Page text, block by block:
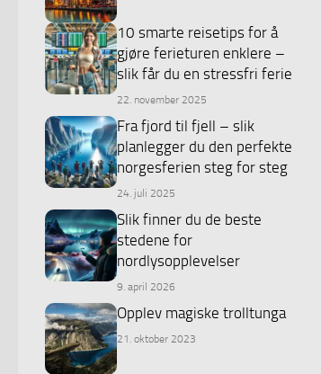
10 smarte reisetips for å
gjøre ferieturen enklere –
slik får du en stressfri ferie
22. november 2025
Fra fjord til fjell – slik
planlegger du den perfekte
norgesferien steg for steg
24. juli 2025
Slik finner du de beste
stedene for
nordlysopplevelser
9. april 2026
Opplev magiske trolltunga
21. oktober 2023